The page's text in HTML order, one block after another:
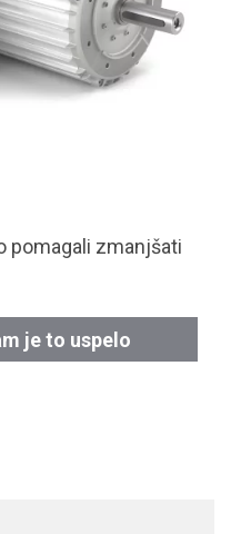
pomagali zmanjšati
je to uspelo